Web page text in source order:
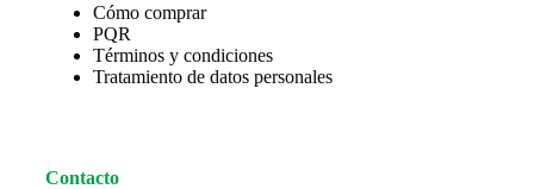
Cómo comprar
PQR
Términos y condiciones
Tratamiento de datos personales
Contacto